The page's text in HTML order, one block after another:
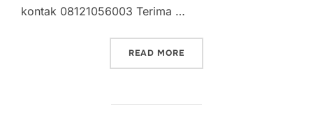
kontak 08121056003 Terima …
READ MORE